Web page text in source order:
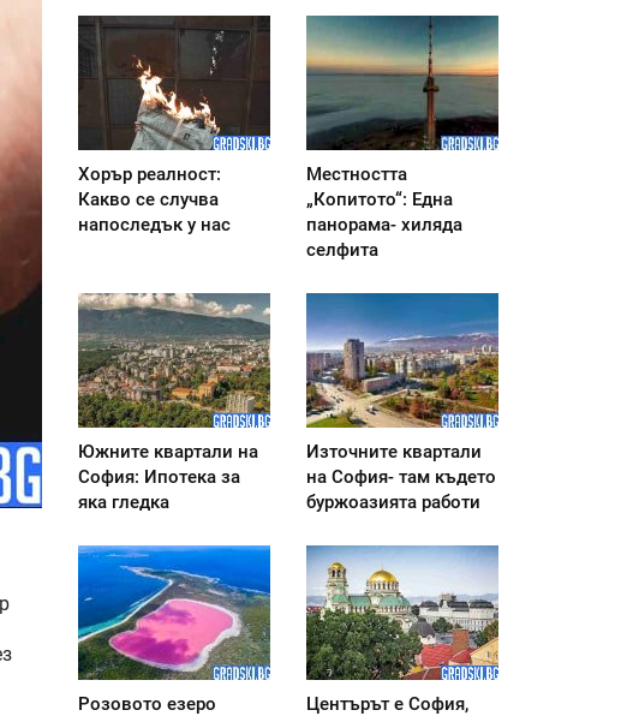
Хорър реалност:
Какво се случва
напоследък у нас
Местността
„Копитото“: Една
панорама- хиляда
селфита
Южните квартали на
София: Ипотека за
яка гледка
Източните квартали
на София- там където
буржоазията работи
Розовото езеро
Центърът е София,